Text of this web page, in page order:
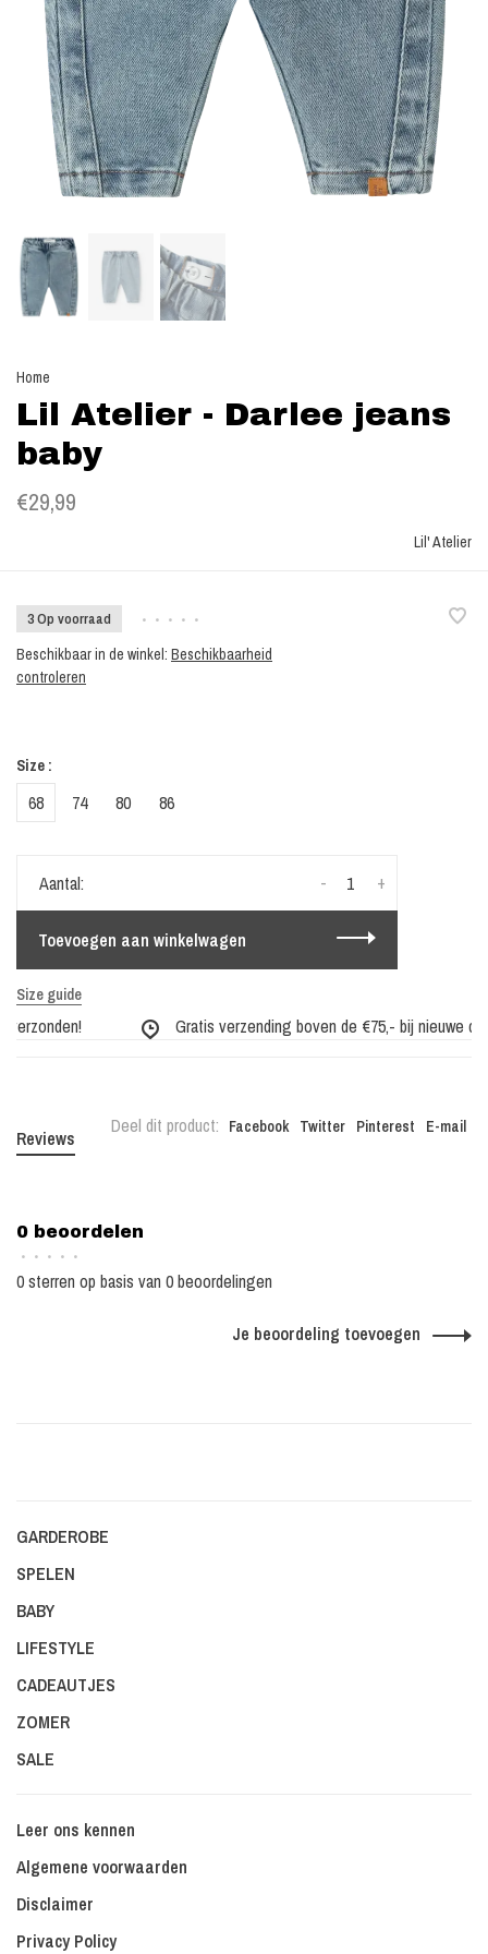
Home
Lil Atelier - Darlee jeans
baby
€29,99
Lil' Atelier
3 Op voorraad • • • • •
Beschikbaar in de winkel: Beschikbaarheid
controleren
Size :
68 74 80 86
Aantal: +
-
Toevoegen aan winkelwagen
Size guide
Gratis verzending boven de €75,- bij nieuwe
Deel dit product: Facebook Twitter Pinterest E-mail
Reviews
0 beoordelen
• • • • •
0 sterren op basis van 0 beoordelingen
Je beoordeling toevoegen
GARDEROBE
SPELEN
BABY
LIFESTYLE
CADEAUTJES
ZOMER
SALE
Leer ons kennen
Algemene voorwaarden
Disclaimer
Privacy Policy